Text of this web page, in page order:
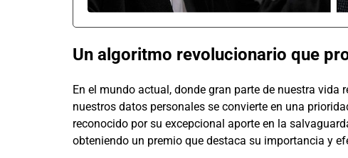
Un algoritmo revolucionario que
En el mundo actual, donde gran parte de nuestra
nuestros datos personales se convierte en una
reconocido por su excepcional aporte en la
obteniendo un premio que destaca su importancia y